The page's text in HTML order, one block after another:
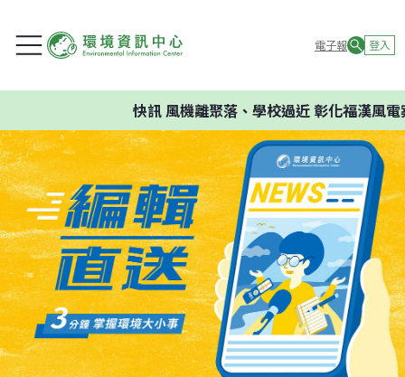
電子報 登入
快訊風機離聚落、學校過近 彰化福漢風電